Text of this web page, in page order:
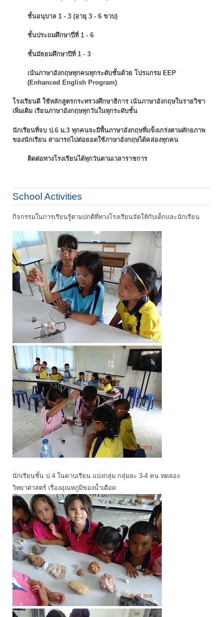
ชั้นอนุบาล 1 - 3 (อายุ 3 - 6 ขวบ)
ชั้นประถมศึกษาปี่ที่ 1 - 6
ชั้นมัธยมศึกษาปีที่ 1 - 3
เน้นภาษาอังกฤษทุกคนทุกระดับชั้นด้วย โปรแกรม EEP
(Enhanced English Program)
โรงเรียนดี ใช้หลักสูตรกระทรวงศึกษาธิการ เน้นภาษาอังกฤษในรายวิชา
เพิ่มเติม เรียนภาษาอังกฤษทุกวันในทุกระดับชั้น
นักเรียนที่จบ ป.6 ม.3 ทุกคนจะมีพื้นภาษาอังกฤษที่แข็งเกร่งตามศักยภาพ
ของนักเรียน สามารถไปต่อยอดใช้ภาษาอังกฤษได้คล่องทุกคน
ติดต่อทางโรงเรียนได้ทุกวันตามเวลาราชการ
School Activities
กิจกรรมในการเรียนรู้ตามปกติที่ทางโรงเรียนจัดให้กับเด็กและนักเรียน
นักเรียนชั้น ป.4 ในคาบเรียน แบ่งกลุ่ม กลุ่มละ 3-4 คน ทดลอง
วิทยาศาสตร์ เรื่องอุณหภูมิของน้ำเดือด